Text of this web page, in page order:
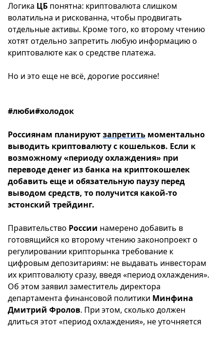
Логика ЦБ понятна: криптовалюта слишком
волатильна и рискованна, чтобы продвигать
отдельные активы. Кроме того, ко второму чтению
хотят отдельно запретить любую информацию о
криптовалюте как о средстве платежа.
Но и это еще не всё, дорогие россияне!
#люби#холодок
Россиянам планируютзапретить моментально
выводить криптовалюту с кошельков. Если к
возможному «периоду охлаждения» при
переводе денег из банка на криптокошелек
добавить еще и обязательную паузу перед
выводом средств, то получится какой-то
эстонский трейдинг.
Правительство России намерено добавить в
готовящийся ко второму чтению законопроект о
регулировании крипторынка требование к
цифровым депозитариям: не выдавать инвесторам
их криптовалюту сразу, введя «период охлаждения».
Об этом заявил заместитель директора
департамента финансовой политики Минфина
Дмитрий Фролов. При этом, сколько должен
длиться этот «период охлаждения», не уточняется